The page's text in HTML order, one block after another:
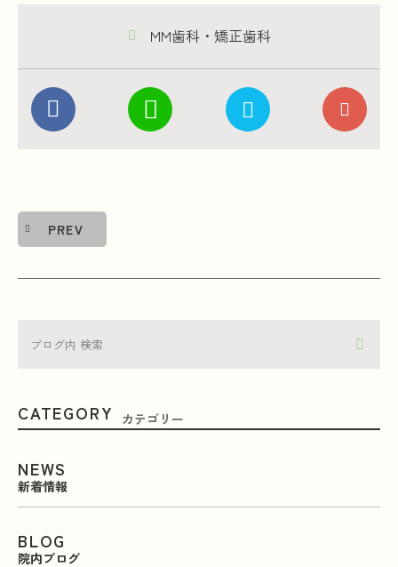
MM歯科・矯正歯科
PREV
CATEGORY カテゴリー
NEWS
新着情報
BLOG
院内ブログ